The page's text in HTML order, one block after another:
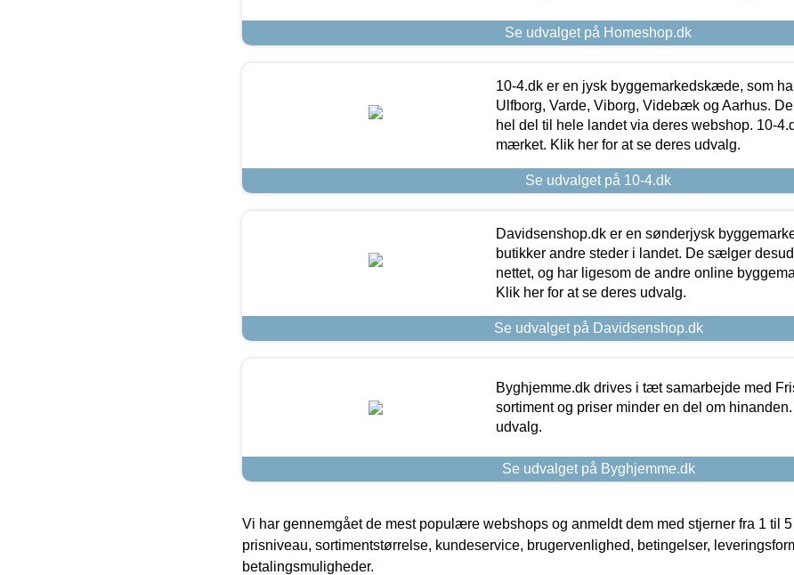
Se udvalget på Homeshop.dk
10-4.dk er en jysk byggemarkedskæde, som
Ulfborg, Varde, Viborg, Videbæk og Aarhus.
hel del til hele landet via deres webshop. 10-
mærket. Klik her for at se deres udvalg.
Se udvalget på 10-4.dk
Davidsenshop.dk er en sønderjysk
butikker andre steder i landet. De sælger
nettet, og har ligesom de andre online
Klik her for at se deres udvalg.
Se udvalget på Davidsenshop.dk
Byghjemme.dk drives i tæt samarbejde med
sortiment og priser minder en del om
udvalg.
Se udvalget på Byghjemme.dk
Vi har gennemgået de mest populære webshops og anmeldt dem med stjerner fra 1 til
prisniveau, sortimentstørrelse, kundeservice, brugervenlighed, betingelser,
betalingsmuligheder.